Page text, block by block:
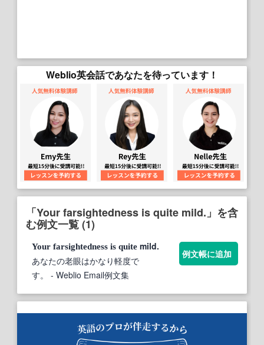
Weblio英会話であなたを待っています！
「Your farsightedness is quite mild.」を含
む例文一覧 (1)
Your farsightedness is quite mild.
あなたの老眼はかなり軽度で
す。
- Weblio Email例文集
例文帳に追加